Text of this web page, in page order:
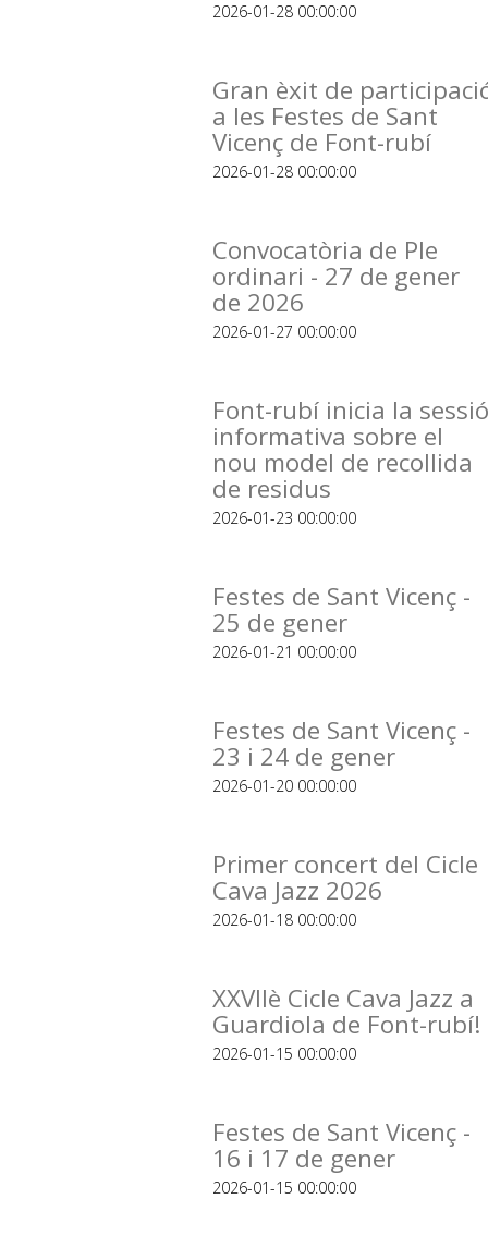
2026-01-28 00:00:00
Gran èxit de
a les Festes de Sant
Vicenç de Font-rubí
2026-01-28 00:00:00
Convocatòria de Ple
ordinari - 27 de gener
de 2026
2026-01-27 00:00:00
Font-rubí inicia la sessió
informativa sobre el
nou model de recollida
de residus
2026-01-23 00:00:00
Festes de Sant Vicenç -
25 de gener
2026-01-21 00:00:00
Festes de Sant Vicenç -
23 i 24 de gener
2026-01-20 00:00:00
Primer concert del Cicle
Cava Jazz 2026
2026-01-18 00:00:00
XXVIIè Cicle Cava Jazz a
Guardiola de Font-rubí!
2026-01-15 00:00:00
Festes de Sant Vicenç -
16 i 17 de gener
2026-01-15 00:00:00